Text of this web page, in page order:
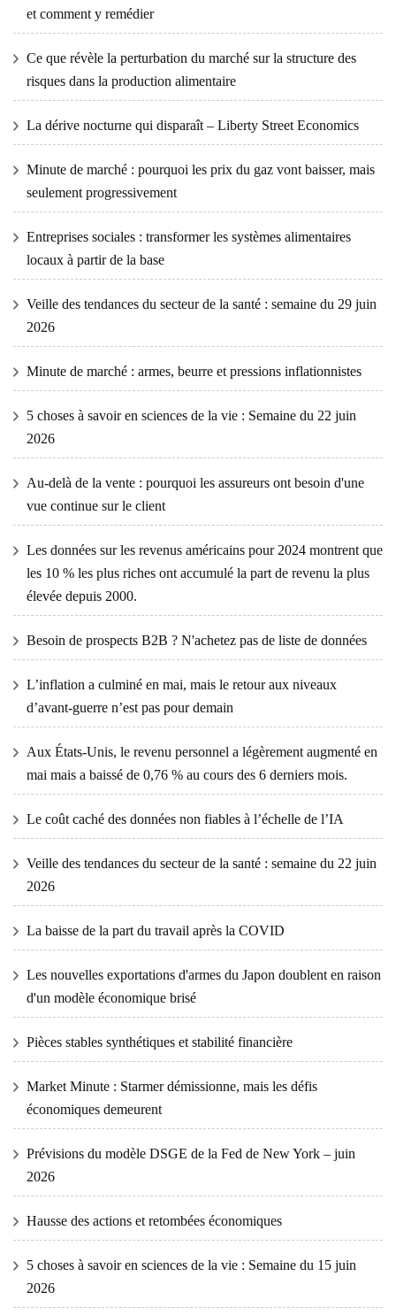
et comment y remédier
Ce que révèle la perturbation du marché sur la structure des
risques dans la production alimentaire
La dérive nocturne qui disparaît – Liberty Street Economics
Minute de marché : pourquoi les prix du gaz vont baisser, mais
seulement progressivement
Entreprises sociales : transformer les systèmes alimentaires
locaux à partir de la base
Veille des tendances du secteur de la santé : semaine du 29 juin
2026
Minute de marché : armes, beurre et pressions inflationnistes
5 choses à savoir en sciences de la vie : Semaine du 22 juin
2026
Au-delà de la vente : pourquoi les assureurs ont besoin d'une
vue continue sur le client
Les données sur les revenus américains pour 2024 montrent que
les 10 % les plus riches ont accumulé la part de revenu la plus
élevée depuis 2000.
Besoin de prospects B2B ? N'achetez pas de liste de données
L’inflation a culminé en mai, mais le retour aux niveaux
d’avant-guerre n’est pas pour demain
Aux États-Unis, le revenu personnel a légèrement augmenté en
mai mais a baissé de 0,76 % au cours des 6 derniers mois.
Le coût caché des données non fiables à l’échelle de l’IA
Veille des tendances du secteur de la santé : semaine du 22 juin
2026
La baisse de la part du travail après la COVID
Les nouvelles exportations d'armes du Japon doublent en raison
d'un modèle économique brisé
Pièces stables synthétiques et stabilité financière
Market Minute : Starmer démissionne, mais les défis
économiques demeurent
Prévisions du modèle DSGE de la Fed de New York – juin
2026
Hausse des actions et retombées économiques
5 choses à savoir en sciences de la vie : Semaine du 15 juin
2026